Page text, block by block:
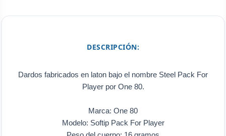
DESCRIPCIÓN:
Dardos fabricados en laton bajo el nombre Steel Pack For
Player por One 80.
Marca: One 80
Modelo: Softip Pack For Player